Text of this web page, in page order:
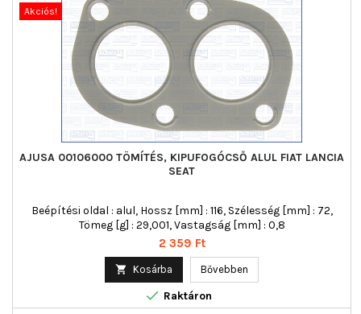
Akciós!
AJUSA 00106000 TÖMÍTÉS, KIPUFOGÓCSŐ ALUL FIAT LANCIA
SEAT
Beépítési oldal : alul, Hossz [mm] : 116, Szélesség [mm] : 72,
Tömeg [g] : 29,001, Vastagság [mm] : 0,8
Ár
2 359 Ft
 Kosárba Bővebben
 Raktáron